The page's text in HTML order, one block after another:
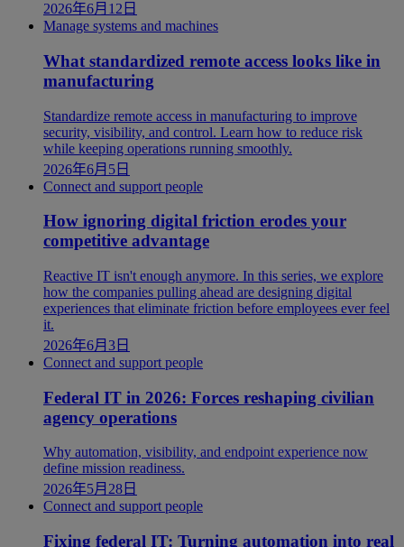
2026年6月12日
Manage systems and machines
What standardized remote access looks like in
manufacturing
Standardize remote access in manufacturing to improve
security, visibility, and control. Learn how to reduce risk
while keeping operations running smoothly.
2026年6月5日
Connect and support people
How ignoring digital friction erodes your
competitive advantage
Reactive IT isn't enough anymore. In this series, we explore
how the companies pulling ahead are designing digital
experiences that eliminate friction before employees ever feel
it.
2026年6月3日
Connect and support people
Federal IT in 2026: Forces reshaping civilian
agency operations
Why automation, visibility, and endpoint experience now
define mission readiness.
2026年5月28日
Connect and support people
Fixing federal IT: Turning automation into real